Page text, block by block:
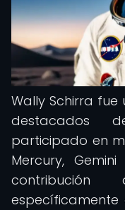
Wally Schirra
destacados
participado en
Mercury,
específicamente